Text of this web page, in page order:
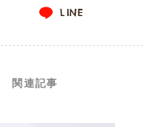
LINE
関連記事